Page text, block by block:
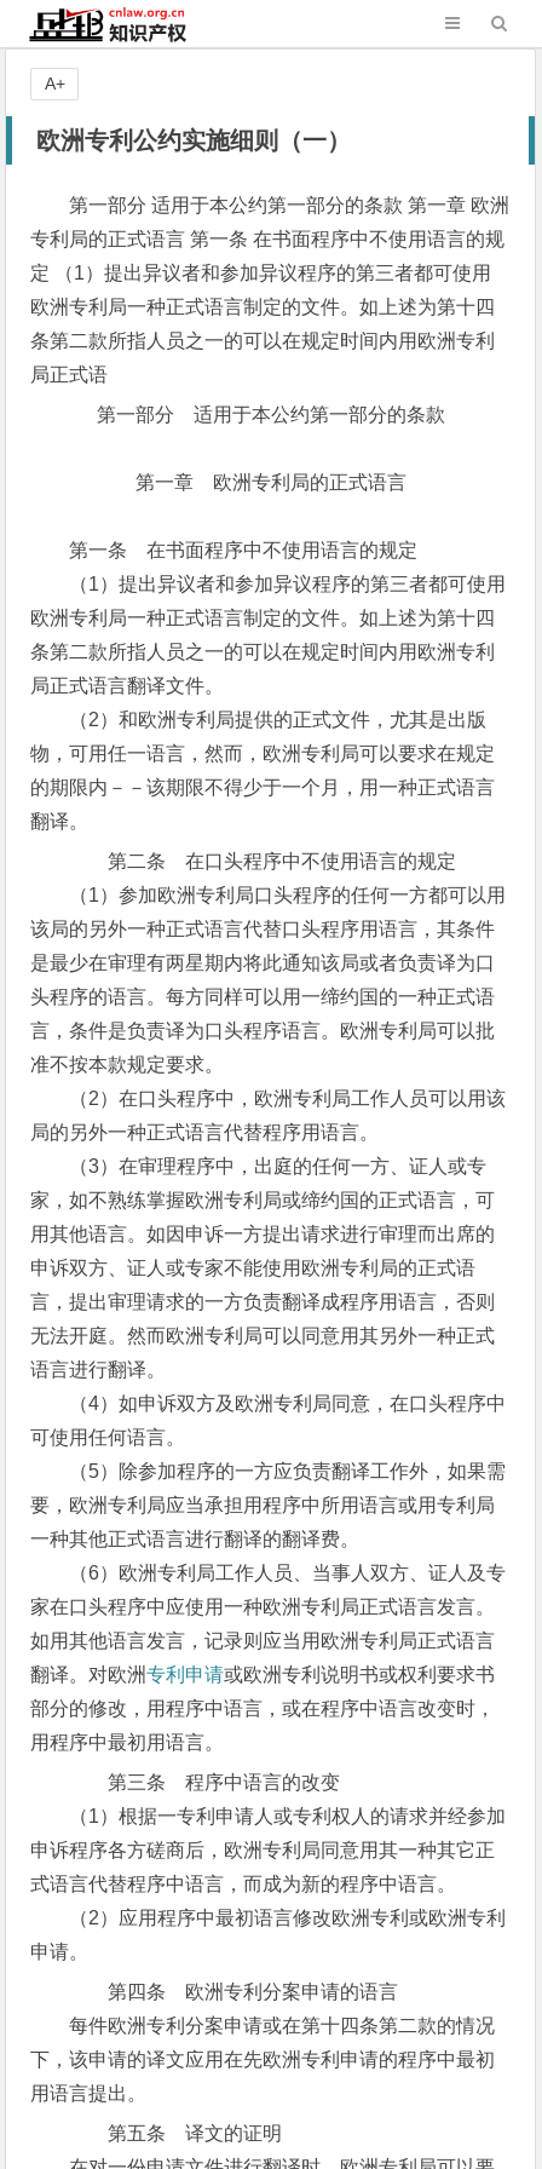
欧洲专利公约实施细则（一）
第一部分 适用于本公约第一部分的条款 第一章 欧洲
专利局的正式语言 第一条 在书面程序中不使用语言的规
定 （1）提出异议者和参加异议程序的第三者都可使用
欧洲专利局一种正式语言制定的文件。如上述为第十四
条第二款所指人员之一的可以在规定时间内用欧洲专利
局正式语
第一部分 适用于本公约第一部分的条款
第一章 欧洲专利局的正式语言
第一条 在书面程序中不使用语言的规定
（1）提出异议者和参加异议程序的第三者都可使用
欧洲专利局一种正式语言制定的文件。如上述为第十四
条第二款所指人员之一的可以在规定时间内用欧洲专利
局正式语言翻译文件。
（2）和欧洲专利局提供的正式文件，尤其是出版
物，可用任一语言，然而，欧洲专利局可以要求在规定
的期限内－－该期限不得少于一个月，用一种正式语言
翻译。
第二条 在口头程序中不使用语言的规定
（1）参加欧洲专利局口头程序的任何一方都可以用
该局的另外一种正式语言代替口头程序用语言，其条件
是最少在审理有两星期内将此通知该局或者负责译为口
头程序的语言。每方同样可以用一缔约国的一种正式语
言，条件是负责译为口头程序语言。欧洲专利局可以批
准不按本款规定要求。
（2）在口头程序中，欧洲专利局工作人员可以用该
局的另外一种正式语言代替程序用语言。
（3）在审理程序中，出庭的任何一方、证人或专
家，如不熟练掌握欧洲专利局或缔约国的正式语言，可
用其他语言。如因申诉一方提出请求进行审理而出席的
申诉双方、证人或专家不能使用欧洲专利局的正式语
言，提出审理请求的一方负责翻译成程序用语言，否则
无法开庭。然而欧洲专利局可以同意用其另外一种正式
语言进行翻译。
（4）如申诉双方及欧洲专利局同意，在口头程序中
可使用任何语言。
（5）除参加程序的一方应负责翻译工作外，如果需
要，欧洲专利局应当承担用程序中所用语言或用专利局
一种其他正式语言进行翻译的翻译费。
（6）欧洲专利局工作人员、当事人双方、证人及专
家在口头程序中应使用一种欧洲专利局正式语言发言。
如用其他语言发言，记录则应当用欧洲专利局正式语言
翻译。对欧洲专利申请或欧洲专利说明书或权利要求书
部分的修改，用程序中语言，或在程序中语言改变时，
用程序中最初用语言。
第三条 程序中语言的改变
（1）根据一专利申请人或专利权人的请求并经参加
申诉程序各方磋商后，欧洲专利局同意用其一种其它正
式语言代替程序中语言，而成为新的程序中语言。
（2）应用程序中最初语言修改欧洲专利或欧洲专利
申请。
第四条 欧洲专利分案申请的语言
每件欧洲专利分案申请或在第十四条第二款的情况
下，该申请的译文应用在先欧洲专利申请的程序中最初
用语言提出。
第五条 译文的证明
A+